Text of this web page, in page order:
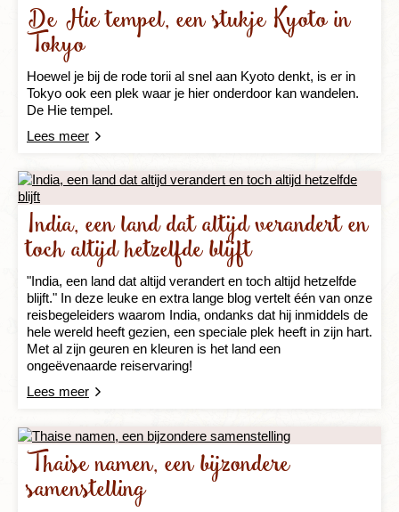
De Hie tempel, een stukje Kyoto in
Tokyo
Hoewel je bij de rode torii al snel aan Kyoto denkt, is er in
Tokyo ook een plek waar je hier onderdoor kan wandelen.
De Hie tempel.
Lees meer
India, een land dat altijd verandert en
toch altijd hetzelfde blijft
"India, een land dat altijd verandert en toch altijd hetzelfde
blijft." In deze leuke en extra lange blog vertelt één van onze
reisbegeleiders waarom India, ondanks dat hij inmiddels de
hele wereld heeft gezien, een speciale plek heeft in zijn hart.
Met al zijn geuren en kleuren is het land een
ongeëvenaarde reiservaring!
Lees meer
Thaise namen, een bijzondere
samenstelling